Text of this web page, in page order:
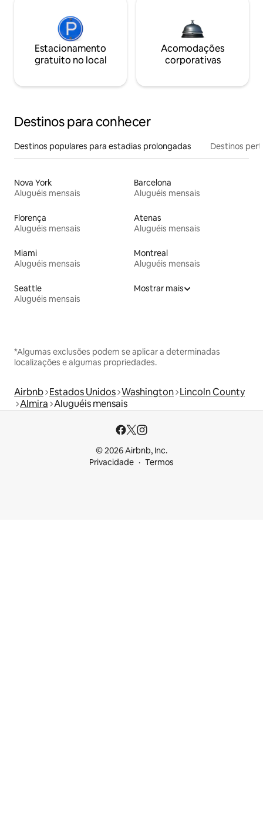
Estacionamento
gratuito no local
Acomodações
corporativas
Destinos para conhecer
Destinos populares para estadias prolongadas Destinos
Nova York
Aluguéis mensais
Barcelona
Aluguéis mensais
Florença
Aluguéis mensais
Atenas
Aluguéis mensais
Miami
Aluguéis mensais
Montreal
Aluguéis mensais
Seattle
Aluguéis mensais
Mostrar mais
*Algumas exclusões podem se aplicar a determinadas
localizações e algumas propriedades.
Airbnb Estados Unidos Washington Lincoln County
Almira Aluguéis mensais
© 2026 Airbnb, Inc.
Privacidade
Termos